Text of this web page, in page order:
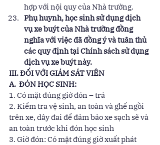
hợp với nội quy của Nhà trường.
Phụ huynh, học sinh sử dụng dịch
vụ xe buýt của Nhà trường đồng
nghĩa với việc đã đồng ý và tuân thủ
các quy định tại Chính sách sử dụng
dịch vụ xe buýt này.
III. ĐỐI VỚI GIÁM SÁT VIÊN
A.  ĐÓN HỌC SINH:
1. Có mặt đúng giờ đón – trả
2. Kiểm tra vệ sinh, an toàn và ghế ngồi
trên xe, dây đai để đảm bảo xe sạch sẽ và
an toàn trước khi đón học sinh
3. Giờ đón: Có mặt đúng giờ xuất phát